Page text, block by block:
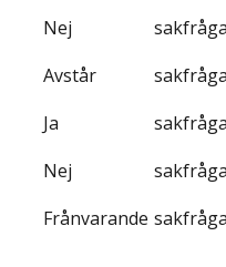
Nej
Avstår
Ja
Nej
Frånvarande